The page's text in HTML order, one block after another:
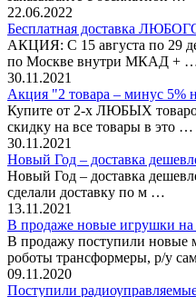
22.06.2022
Бесплатная доставка
АКЦИЯ: С 15 августа по 29
по Москве внутри МКАД +
30.11.2021
Акция "2 товара – минус 5%
Купите от 2-х ЛЮБЫХ
скидку на все товары в это …
30.11.2021
Новый Год – доставка
Новый Год – доставка
сделали доставку по м …
13.11.2021
В продаже новые игрушки на
В продажу поступили новые
роботы трансформеры, р/у
09.11.2020
Поступили